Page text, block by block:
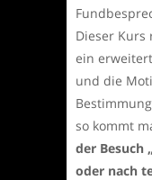
Dieser Kurs
ein
und die
so kommt
der Besuch
oder nach